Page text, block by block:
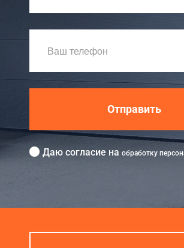
Отправить
Даю согласие на обработку